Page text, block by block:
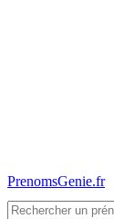
PrenomsGenie.fr